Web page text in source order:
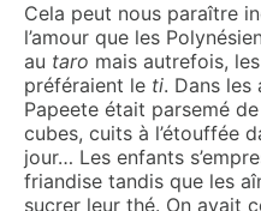
Cela peut nous paraître
l’amour que les
au taro mais autrefois,
préféraient le ti. Dans les
Papeete était parsemé
cubes, cuits à l’étouffée
jour… Les enfants
friandise tandis que les
sucrer leur thé. On avait